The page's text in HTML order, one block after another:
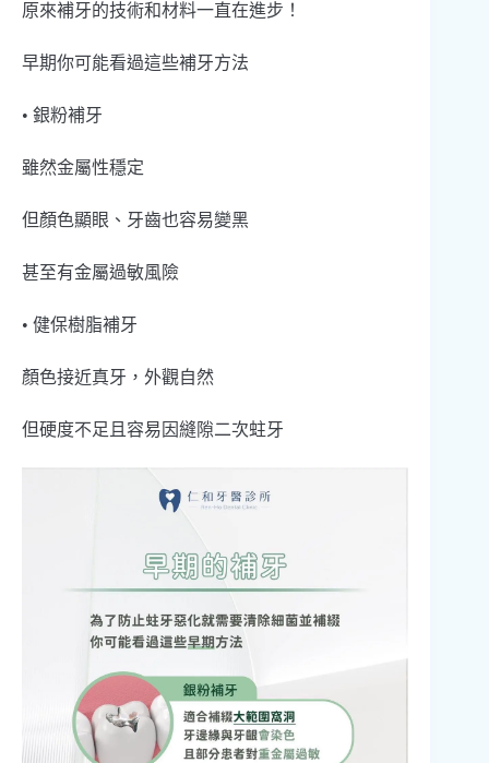
原來補牙的技術和材料一直在進步！
早期你可能看過這些補牙方法
• 銀粉補牙
雖然金屬性穩定
但顏色顯眼、牙齒也容易變黑
甚至有金屬過敏風險
• 健保樹脂補牙
顏色接近真牙，外觀自然
但硬度不足且容易因縫隙二次蛀牙